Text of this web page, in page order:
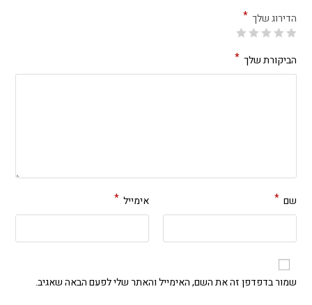
הדירוג שלך *
הביקורת שלך *
שם * אימייל *
שמור בדפדפן זה את השם, האימייל והאתר שלי לפעם הבאה שאגיב.